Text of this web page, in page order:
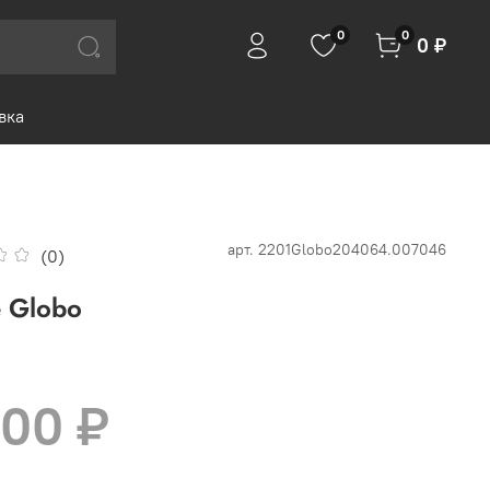
0 0 0 ₽
(0) арт. 2201Globo204064.007046
Globo
₽